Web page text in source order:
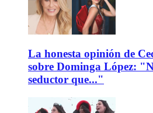
La honesta opinión de
sobre Dominga López:
seductor que..."